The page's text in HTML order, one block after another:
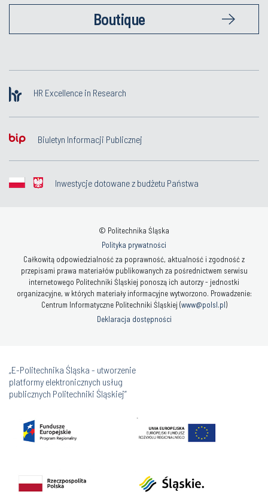
Boutique
HR Excellence in Research
Biuletyn Informacji Publicznej
Inwestycje dotowane z budżetu Państwa
© Politechnika Śląska
Polityka prywatności
Całkowitą odpowiedzialność za poprawność, aktualność i zgodność z
przepisami prawa materiałów publikowanych za pośrednictwem serwisu
internetowego Politechniki Śląskiej ponoszą ich autorzy - jednostki
organizacyjne, w których materiały informacyjne wytworzono. Prowadzenie:
Centrum Informatyczne Politechniki Śląskiej (www@polsl.pl)
Deklaracja dostępności
„E-Politechnika Śląska - utworzenie
platformy elektronicznych usług
publicznych Politechniki Śląskiej”